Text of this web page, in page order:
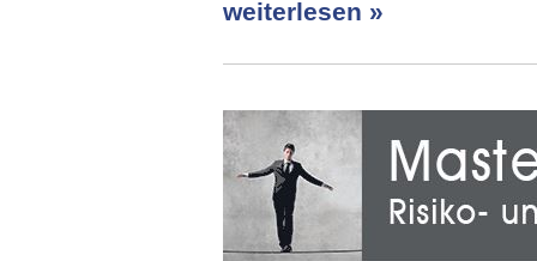
weiterlesen »